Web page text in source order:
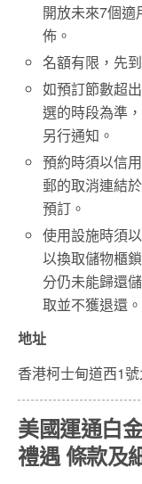
開放未來7個適
佈。
名額有限，先
如預訂節數超
選的時段為準
另行通知。
預約時須以信
郵的取消連結
預訂。
使用設施時須
以換取儲物櫃
分仍未能歸還
取並不獲退還。
地址
香港柯士甸道西1
美國運通白
禮遇 條款及